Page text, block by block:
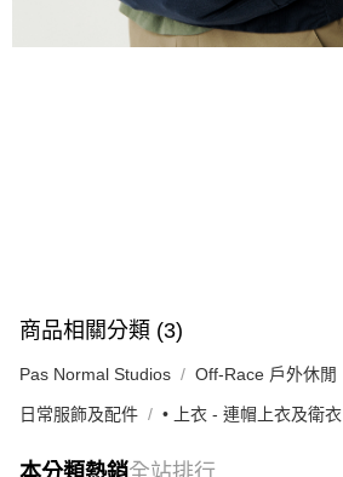
商品相關分類 (3)
Pas Normal Studios Off-Race 戶外休閒
日常服飾及配件 • 上衣 - 連帽上衣及衛衣